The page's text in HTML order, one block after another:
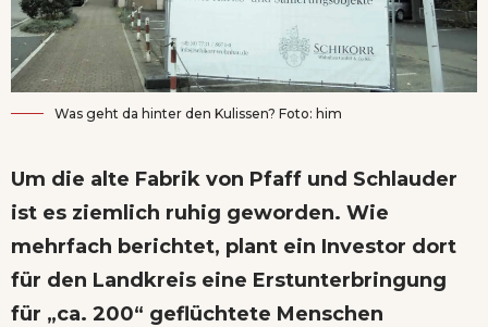
Was geht da hinter den Kulissen? Foto: him
Um die alte Fabrik von Pfaff und Schlauder
ist es ziemlich ruhig geworden. Wie
mehrfach berichtet, plant ein Investor dort
für den Landkreis eine Erstunterbringung
für „ca. 200“ geflüchtete Menschen